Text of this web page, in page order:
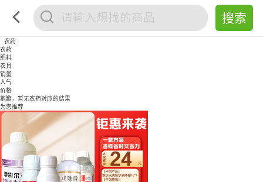
农药
农药
肥料
农具
销量
人气
价格
抱歉，暂无农药对应的结果
为您推荐